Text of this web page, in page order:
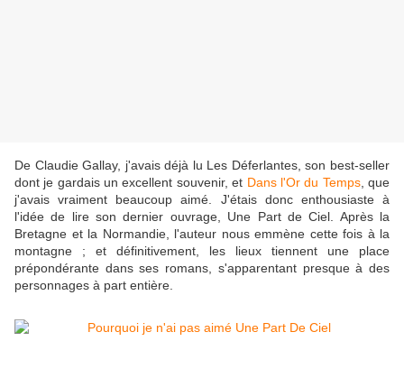
De Claudie Gallay, j'avais déjà lu Les Déferlantes, son best-seller
dont je gardais un excellent souvenir, et Dans l'Or du Temps, que
j'avais vraiment beaucoup aimé. J'étais donc enthousiaste à
l'idée de lire son dernier ouvrage, Une Part de Ciel. Après la
Bretagne et la Normandie, l'auteur nous emmène cette fois à la
montagne ; et définitivement, les lieux tiennent une place
prépondérante dans ses romans, s'apparentant presque à des
personnages à part entière.